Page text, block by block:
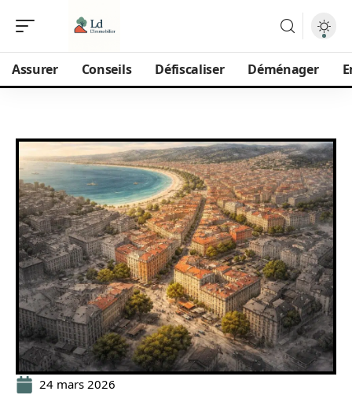
Assurer Conseils Défiscaliser Déménager
24 mars 2026